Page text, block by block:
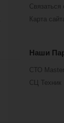
Связаться
Карта
Наши
СТО
СЦ Техник